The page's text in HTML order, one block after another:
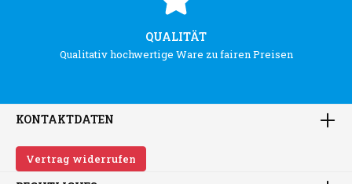
QUALITÄT
Qualitativ hochwertige Ware zu fairen Preisen
KONTAKTDATEN
Vertrag widerrufen